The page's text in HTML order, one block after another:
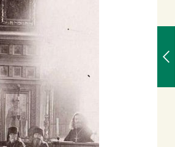
Георгий Победоносец. Научись у
святого